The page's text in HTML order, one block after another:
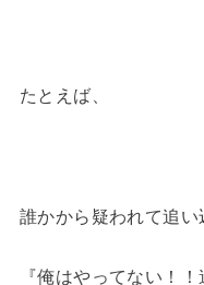
たとえば、
誰かから疑われて追
『俺はやってない！